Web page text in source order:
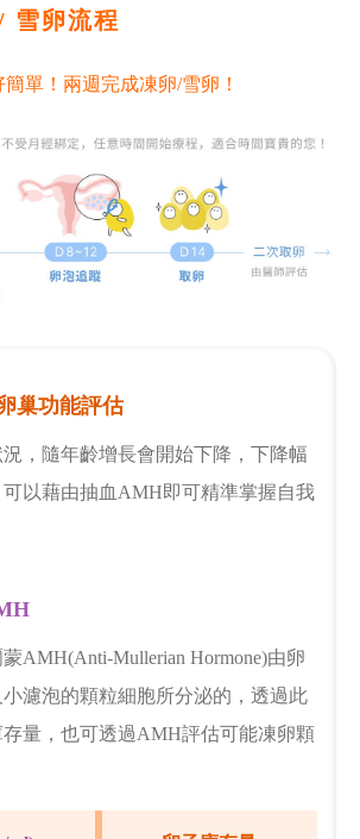
抗癌專區
海外
香港業務部 HK
東京業務部 JP
雪卵流程
單！兩週完成凍卵/雪卵！
巢功能評估
，隨年齡增長會開始下降，下降幅
以藉由抽血AMH即可精準掌握自我
AMH(Anti-Mullerian Hormone)由卵
濾泡的顆粒細胞所分泌的，透過此
量，也可透過AMH評估可能凍卵顆